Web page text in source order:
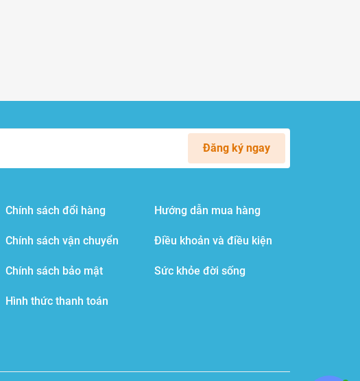
Đăng ký ngay
Chính sách đổi hàng
Chính sách vận chuyển
Chính sách bảo mật
Hình thức thanh toán
Hướng dẫn mua hàng
Điều khoản và điều kiện
Sức khỏe đời sống